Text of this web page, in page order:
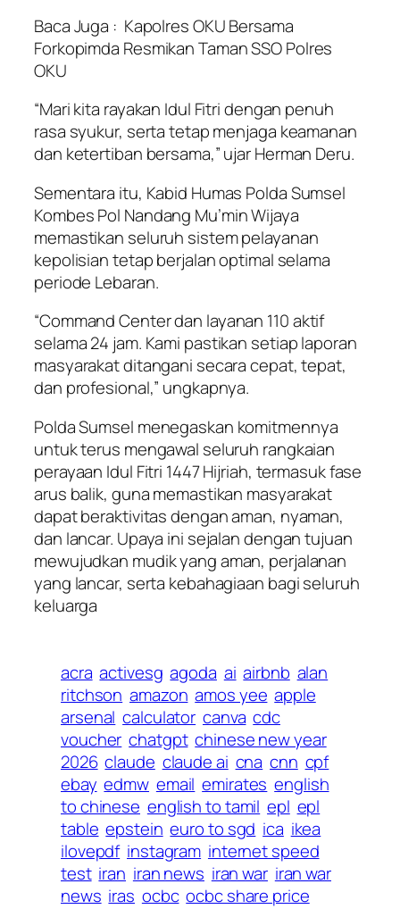
Baca Juga : Kapolres OKU Bersama
Forkopimda Resmikan Taman SSO Polres
OKU
“Mari kita rayakan Idul Fitri dengan penuh
rasa syukur, serta tetap menjaga keamanan
dan ketertiban bersama,” ujar Herman Deru.
Sementara itu, Kabid Humas Polda Sumsel
Kombes Pol Nandang Mu’min Wijaya
memastikan seluruh sistem pelayanan
kepolisian tetap berjalan optimal selama
periode Lebaran.
“Command Center dan layanan 110 aktif
selama 24 jam. Kami pastikan setiap laporan
masyarakat ditangani secara cepat, tepat,
dan profesional,” ungkapnya.
Polda Sumsel menegaskan komitmennya
untuk terus mengawal seluruh rangkaian
perayaan Idul Fitri 1447 Hijriah, termasuk fase
arus balik, guna memastikan masyarakat
dapat beraktivitas dengan aman, nyaman,
dan lancar. Upaya ini sejalan dengan tujuan
mewujudkan mudik yang aman, perjalanan
yang lancar, serta kebahagiaan bagi seluruh
keluarga
acra activesg agoda ai airbnb alan
ritchson amazon amos yee apple
arsenal calculator canva cdc
voucher chatgpt chinese new year
2026 claude claude ai cna cnn cpf
ebay edmw email emirates english
to chinese english to tamil epl epl
table epstein euro to sgd ica ikea
ilovepdf instagram internet speed
test iran iran news iran war iran war
news iras ocbc ocbc share price